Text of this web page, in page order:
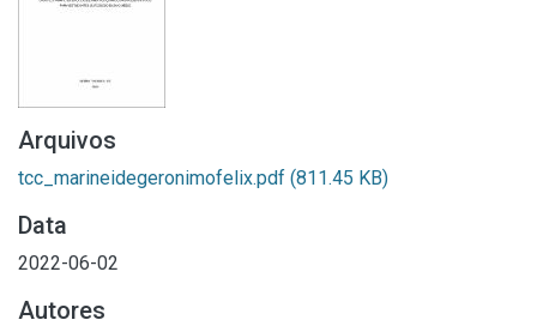
Arquivos
tcc_marineidegeronimofelix.pdf (811.45 KB)
Data
2022-06-02
Autores